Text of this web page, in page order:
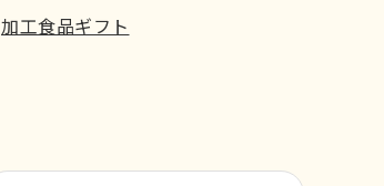
加工食品ギフト